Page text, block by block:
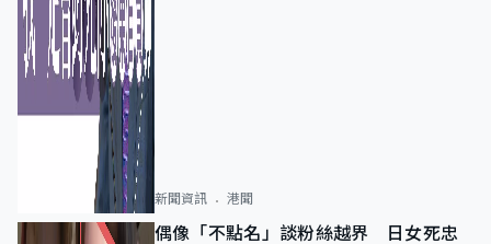
新聞資訊 港聞
偶像「不點名」談粉絲越界 日女死忠